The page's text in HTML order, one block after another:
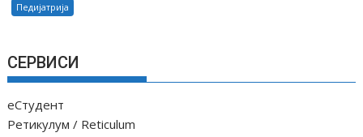
Педијатрија
СЕРВИСИ
еСтудент
Ретикулум / Reticulum